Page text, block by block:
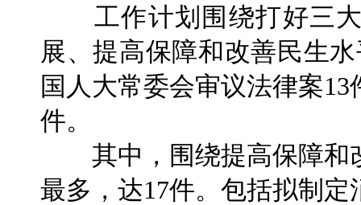
工作计划围绕打好三大
展、提高保障和改善民生
国人大常委会审议法律案
件。
其中，围绕提高保障和
最多，达17件。包括拟制